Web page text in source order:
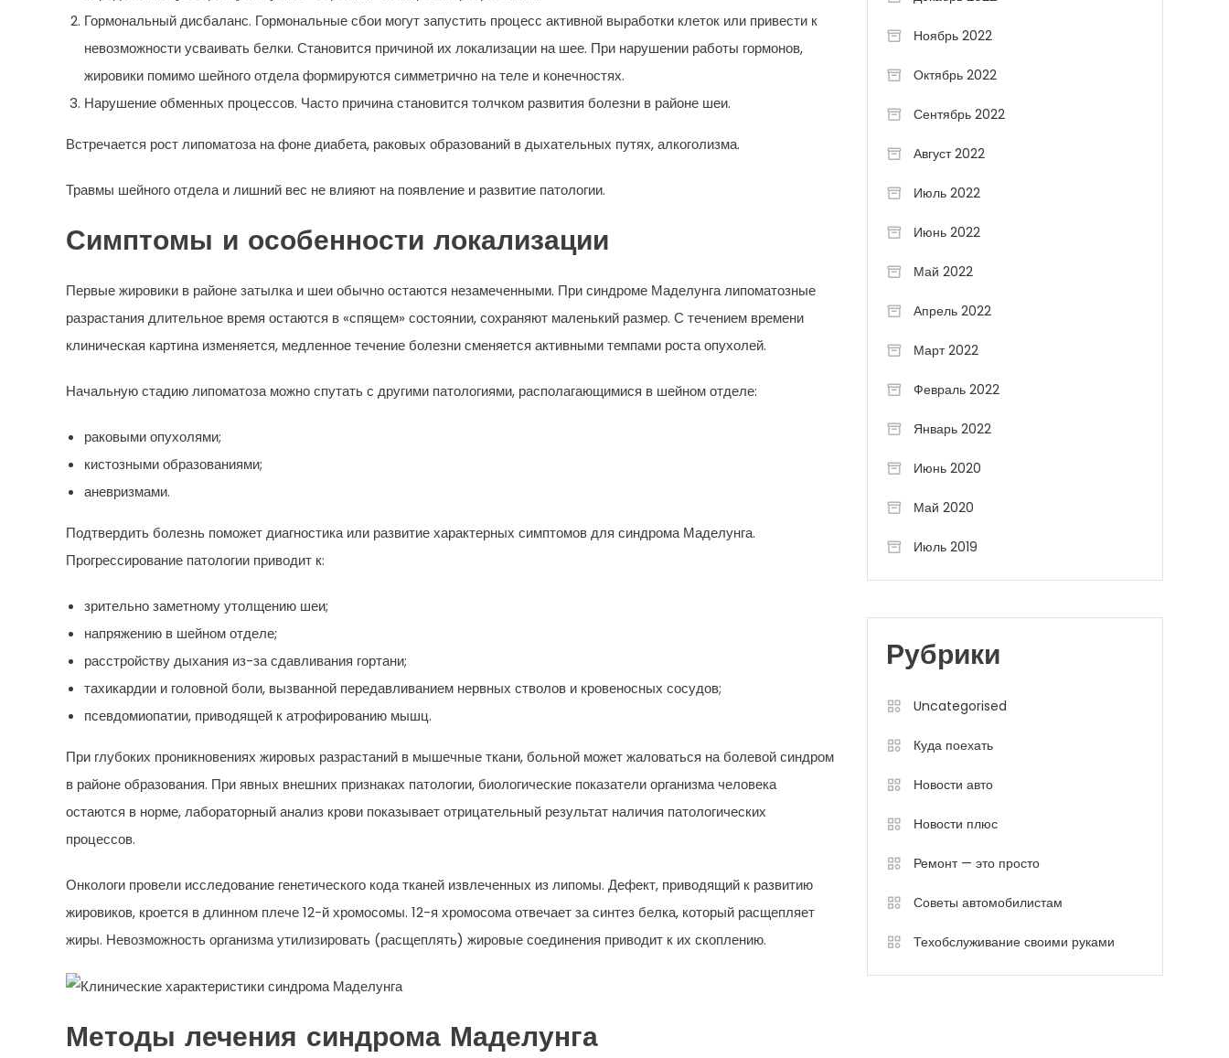
Гормональный дисбаланс. Гормональные сбои могут запустить процесс активной выработки клеток или привести к
невозможности усваивать белки. Становится причиной их локализации на шее. При нарушении работы гормонов,
жировики помимо шейного отдела формируются симметрично на теле и конечностях.
Нарушение обменных процессов. Часто причина становится толчком развития болезни в районе шеи.
Встречается рост липоматоза на фоне диабета, раковых образований в дыхательных путях, алкоголизма.
Травмы шейного отдела и лишний вес не влияют на появление и развитие патологии.
Симптомы и особенности локализации
Первые жировики в районе затылка и шеи обычно остаются незамеченными. При синдроме Маделунга липоматозные
разрастания длительное время остаются в «спящем» состоянии, сохраняют маленький размер. С течением времени
клиническая картина изменяется, медленное течение болезни сменяется активными темпами роста опухолей.
Начальную стадию липоматоза можно спутать с другими патологиями, располагающимися в шейном отделе:
раковыми опухолями;
кистозными образованиями;
аневризмами.
Подтвердить болезнь поможет диагностика или развитие характерных симптомов для синдрома Маделунга.
Прогрессирование патологии приводит к:
зрительно заметному утолщению шеи;
напряжению в шейном отделе;
расстройству дыхания из-за сдавливания гортани;
тахикардии и головной боли, вызванной передавливанием нервных стволов и кровеносных сосудов;
псевдомиопатии, приводящей к атрофированию мышц.
При глубоких проникновениях жировых разрастаний в мышечные ткани, больной может жаловаться на болевой синдром
в районе образования. При явных внешних признаках патологии, биологические показатели организма человека
остаются в норме, лабораторный анализ крови показывает отрицательный результат наличия патологических
процессов.
Онкологи провели исследование генетического кода тканей извлеченных из липомы. Дефект, приводящий к развитию
жировиков, кроется в длинном плече 12-й хромосомы. 12-я хромосома отвечает за синтез белка, который расщепляет
жиры. Невозможность организма утилизировать (расщеплять) жировые соединения приводит к их скоплению.
Методы лечения синдрома Маделунга
Ноябрь 2022
Октябрь 2022
Сентябрь 2022
Август 2022
Июль 2022
Июнь 2022
Май 2022
Апрель 2022
Март 2022
Февраль 2022
Январь 2022
Июнь 2020
Май 2020
Июль 2019
Рубрики
Uncategorised
Куда поехать
Новости авто
Новости плюс
Ремонт — это просто
Советы автомобилистам
Техобслуживание своими руками